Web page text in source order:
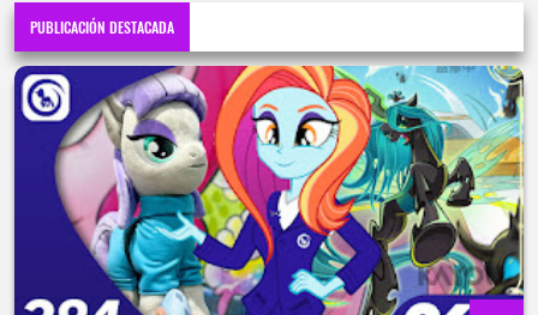
PUBLICACIÓN DESTACADA